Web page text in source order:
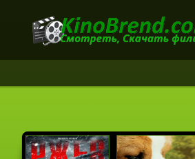
бесплатный просмотр